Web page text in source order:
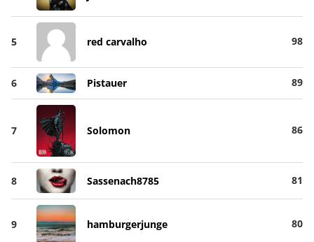
5 red carvalho 98
6 Pistauer 89
7 Solomon 86
8 Sassenach8785 81
9 hamburgerjunge 80